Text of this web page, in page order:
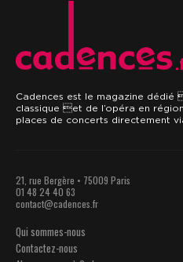
Cadences est le magazine dédié
classique et de l’opéra en
places de concerts directement
21, rue Bergère • 75009 Paris
01 48 24 40 63
contact@cadences.fr
Qui sommes-nous
Contactez-nous